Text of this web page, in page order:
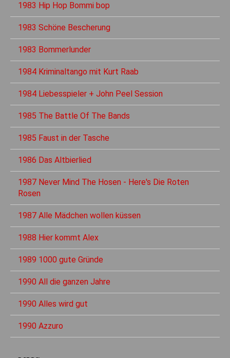
1983 Hip Hop Bommi bop
1983 Schöne Bescherung
1983 Bommerlunder
1984 Kriminaltango mit Kurt Raab
1984 Liebesspieler + John Peel Session
1985 The Battle Of The Bands
1985 Faust in der Tasche
1986 Das Altbierlied
1987 Never Mind The Hosen - Here's Die Roten
Rosen
1987 Alle Mädchen wollen küssen
1988 Hier kommt Alex
1989 1000 gute Gründe
1990 All die ganzen Jahre
1990 Alles wird gut
1990 Azzuro